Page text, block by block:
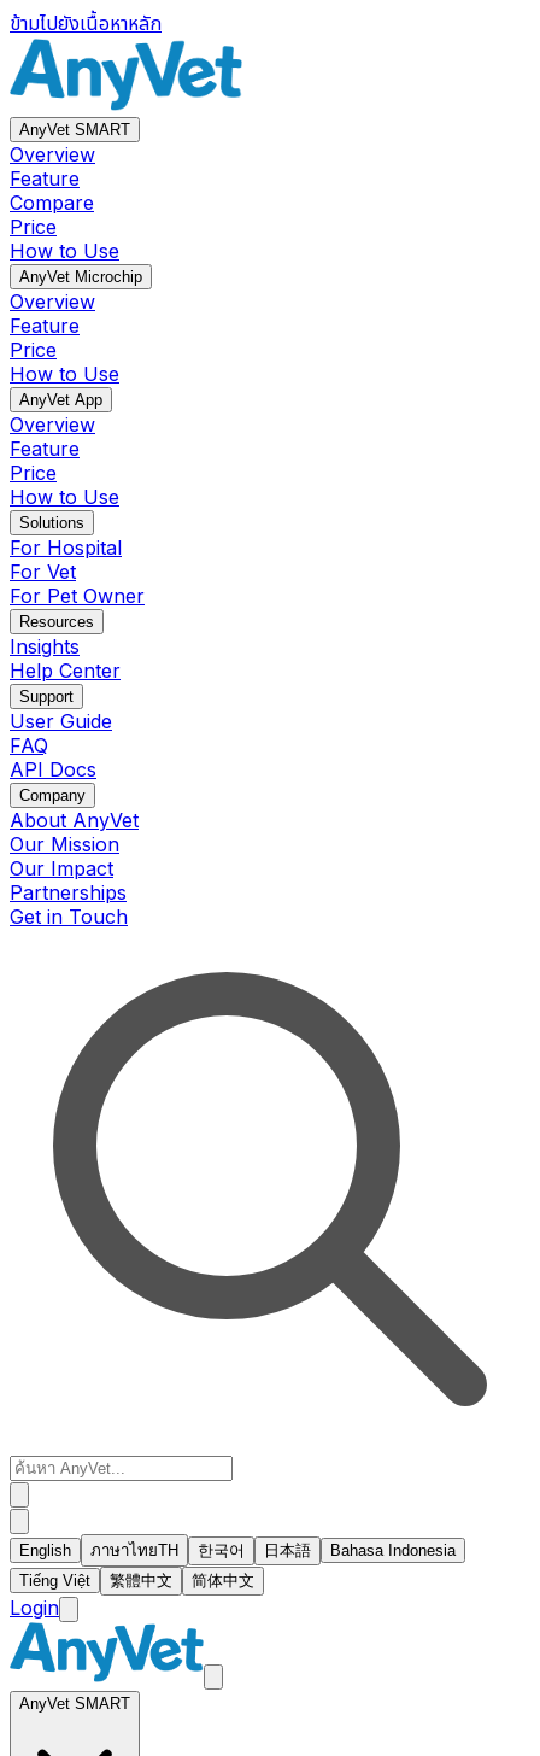
ข้ามไปยังเนื้อหาหลัก
AnyVet SMART
Overview
Feature
Compare
Price
How to Use
AnyVet Microchip
Overview
Feature
Price
How to Use
AnyVet App
Overview
Feature
Price
How to Use
Solutions
For Hospital
For Vet
For Pet Owner
Resources
Insights
Help Center
Support
User Guide
FAQ
API Docs
Company
About AnyVet
Our Mission
Our Impact
Partnerships
Get in Touch
English ภาษาไทยTH 한국어 日本語
Bahasa Indonesia
Tiếng Việt
繁體中文 简体中文
Login
AnyVet SMART